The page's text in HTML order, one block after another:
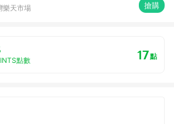
樂天市場 搶購
點數 17點